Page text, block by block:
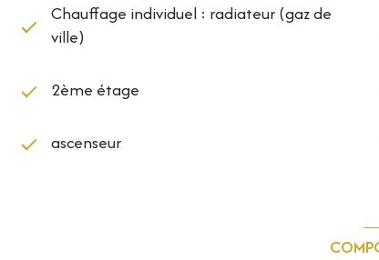
Chauffage individuel : radiateur (gaz de
ville)
2ème étage
ascenseur